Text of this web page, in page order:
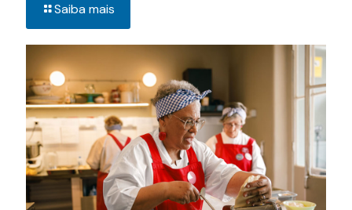
Saiba mais